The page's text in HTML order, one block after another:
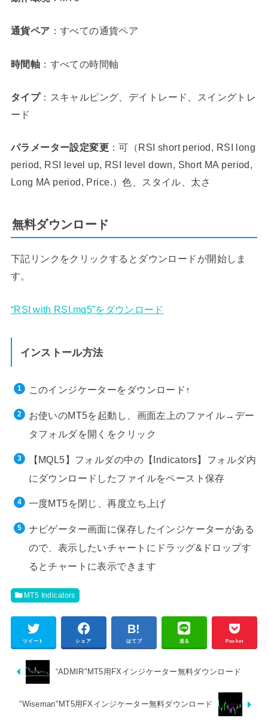
通貨ペア ：すべての通貨ペア
時間軸 ：すべての時間軸
タイプ：スキャルピング、デイトレード、スイングトレ
ード
パラメーター設定変更 ：可（RSI short period, RSI long
period, RSI level up, RSI level down, Short MA period,
Long MA period, Price.）色、スタイル、太さ
無料ダウンロード
下記リンクをクリックするとダウンロードが開始しま
す。
“RSI with RSI.mq5”をダウンロード
インストール方法
このインジケーターをダウンロード↑
お使いのMT5を起動し、画面左上のファイル→デー
タフォルダを開くをクリック
【MQL5】フォルダの中の【Indicators】フォルダ内
にダウンロードしたファイルをペースト保存
一度MT5を閉じ、再度立ち上げ
ナビゲーター画面に保存したインジケーターがある
ので、表示したいチャートにドラッグ&ドロップす
るとチャートに表示できます
MT5 Indicators
ツイート シェア はてブ 送る Pocket
“ADMIR"MT5用FXインジケーター無料ダウンロード
“Wiseman"MT5用FXインジケーター無料ダウンロード